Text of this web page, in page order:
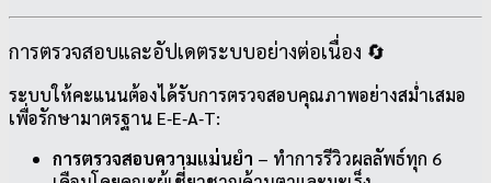
การตรวจสอบและอัปเดตระบบอย่างต่อเนื่อง 🔄
ระบบให้คะแนนต้องได้รับการตรวจสอบคุณภาพอย่างสม่ำเสมอ
เพื่อรักษามาตรฐาน E‑E‑A‑T:
การตรวจสอบความแม่นยำ – ทำการรีวิวผลลัพธ์ทุก 6